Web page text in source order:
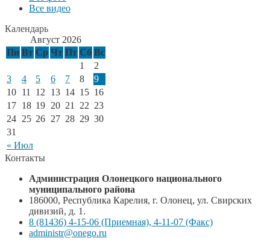
Все видео
Календарь
Август 2026
Пн Вт Ср Чт Пт Сб Вс
« Июл
1
2
3
4 5 6 7 8
9
10 11 12 13 14 15 16
17 18 19 20 21 22 23
24 25 26 27 28 29 30
31
Контакты
Администрация Олонецкого национального
муниципального района
186000, Республика Карелия, г. Олонец, ул. Свирских
дивизий, д. 1.
8 (81436) 4-15-06 (Приемная), 4-11-07 (Факс)
administr@onego.ru